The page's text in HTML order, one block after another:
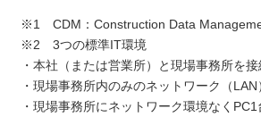
※1 CDM：Construction Data
※2 3つの標準IT環境
・本社（または営業所）と現場事務所を
・現場事務所内のみのネットワーク（
・現場事務所にネットワーク環境なく